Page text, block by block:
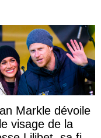
Markle dévoile
visage de la